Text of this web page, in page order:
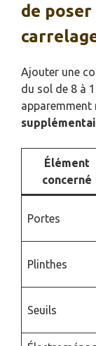
de
Ajouter une
du sol de 8 à
apparemment
Élément
concerné
Portes
Plinthes
Seuils